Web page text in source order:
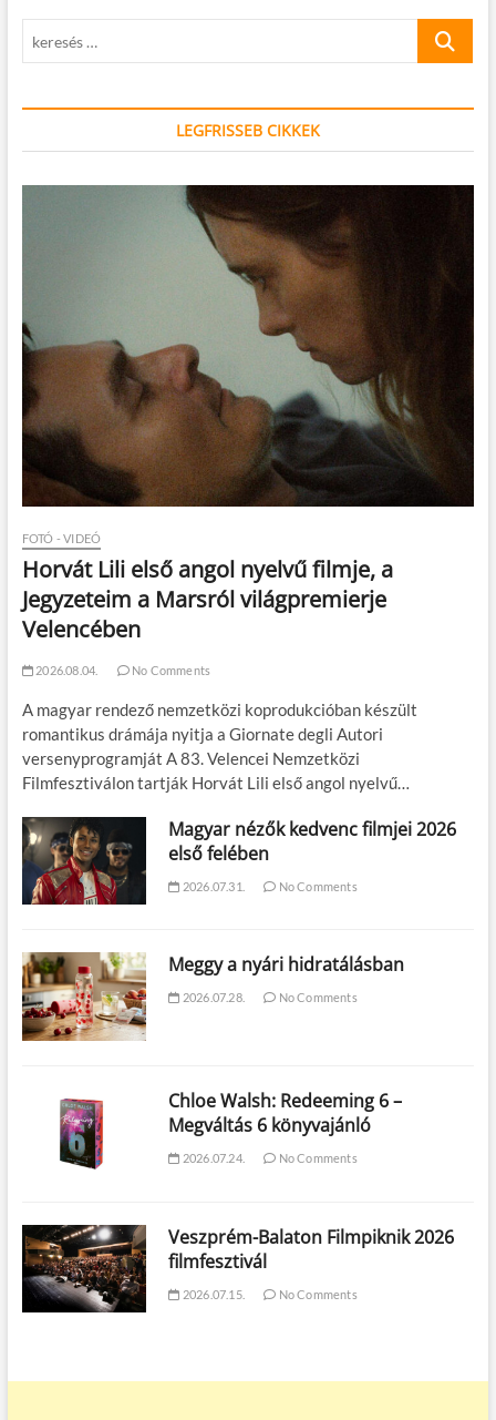
keresés
LEGFRISSEB CIKKEK
FOTÓ - VIDEÓ
Horvát Lili első angol nyelvű filmje, a
Jegyzeteim a Marsról világpremierje
Velencében
2026.08.04. No Comments
A magyar rendező nemzetközi koprodukcióban készült
romantikus drámája nyitja a Giornate degli Autori
versenyprogramját A 83. Velencei Nemzetközi
Filmfesztiválon tartják Horvát Lili első angol nyelvű…
Magyar nézők kedvenc filmjei 2026
első felében
2026.07.31. No Comments
Meggy a nyári hidratálásban
2026.07.28. No Comments
Chloe Walsh: Redeeming 6 –
Megváltás 6 könyvajánló
2026.07.24. No Comments
Veszprém-Balaton Filmpiknik 2026
filmfesztivál
2026.07.15. No Comments